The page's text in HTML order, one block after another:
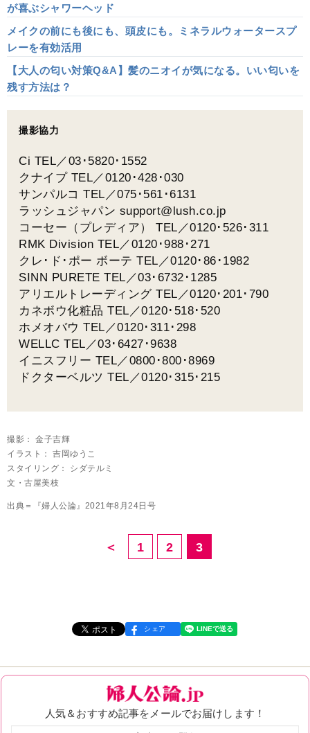
が喜ぶシャワーヘッド
メイクの前にも後にも、頭皮にも。ミネラルウォータースプ
レーを有効活用
【大人の匂い対策Q&A】髪のニオイが気になる。いい匂いを
残す方法は？
撮影協力
Ci TEL／03･5820･1552
クナイプ TEL／0120･428･030
サンパルコ TEL／075･561･6131
ラッシュジャパン support@lush.co.jp
コーセー（プレディア） TEL／0120･526･311
RMK Division TEL／0120･988･271
クレ･ド･ポー ボーテ TEL／0120･86･1982
SINN PURETE TEL／03･6732･1285
アリエルトレーディング TEL／0120･201･790
カネボウ化粧品 TEL／0120･518･520
ホメオバウ TEL／0120･311･298
WELLC TEL／03･6427･9638
イニスフリー TEL／0800･800･8969
ドクターベルツ TEL／0120･315･215
撮影： 金子吉輝
イラスト： 吉岡ゆうこ
スタイリング： シダテルミ
文・古屋美枝
出典＝『婦人公論』2021年8月24日号
＜ 1 2 3
シェア